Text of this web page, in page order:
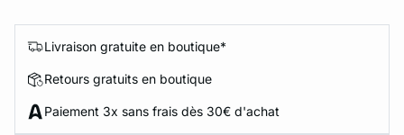
Livraison gratuite en boutique*
Retours gratuits en boutique
Paiement 3x sans frais dès 30€ d'achat